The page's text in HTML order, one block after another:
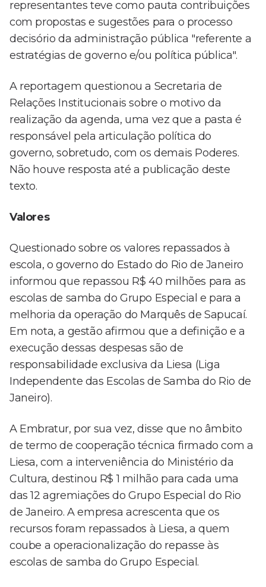
representantes teve como pauta contribuições
com propostas e sugestões para o processo
decisório da administração pública "referente a
estratégias de governo e/ou política pública".
A reportagem questionou a Secretaria de
Relações Institucionais sobre o motivo da
realização da agenda, uma vez que a pasta é
responsável pela articulação política do
governo, sobretudo, com os demais Poderes.
Não houve resposta até a publicação deste
texto.
Valores
Questionado sobre os valores repassados à
escola, o governo do Estado do Rio de Janeiro
informou que repassou R$ 40 milhões para as
escolas de samba do Grupo Especial e para a
melhoria da operação do Marquês de Sapucaí.
Em nota, a gestão afirmou que a definição e a
execução dessas despesas são de
responsabilidade exclusiva da Liesa (Liga
Independente das Escolas de Samba do Rio de
Janeiro).
A Embratur, por sua vez, disse que no âmbito
de termo de cooperação técnica firmado com a
Liesa, com a interveniência do Ministério da
Cultura, destinou R$ 1 milhão para cada uma
das 12 agremiações do Grupo Especial do Rio
de Janeiro. A empresa acrescenta que os
recursos foram repassados à Liesa, a quem
coube a operacionalização do repasse às
escolas de samba do Grupo Especial.